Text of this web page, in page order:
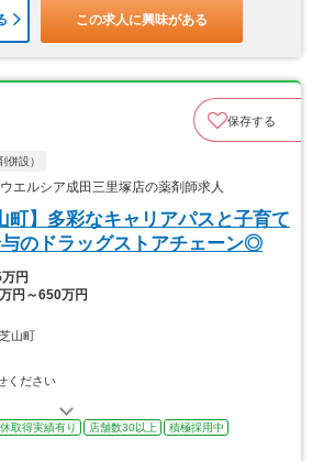
この求人に興味がある
保存する
併設）
エルシア成田三里塚店の薬剤師求人
町】多彩なキャリアパスと子育て
のドラッグストアチェーン◎
円
円～650万円
山町
ください
取得実績有り 店舗数30以上
積極採用中